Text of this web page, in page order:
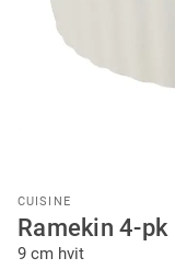
CUISINE
Ramekin 4-pk
9 cm hvit
to
the
beginning